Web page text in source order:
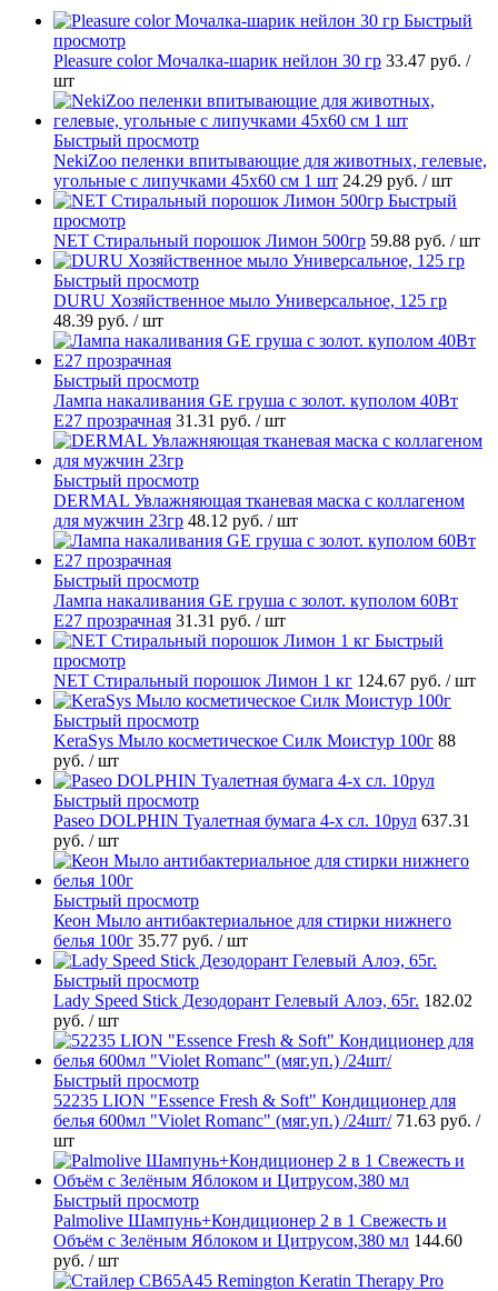
Быстрый
просмотр
Pleasure сolor Мочалка-шарик нейлон 30 гр 33.47 руб. /
шт
Быстрый просмотр
NekiZoo пеленки впитывающие для животных, гелевые,
угольные с липучками 45х60 см 1 шт 24.29 руб. / шт
Быстрый
просмотр
NET Стиральный порошок Лимон 500гр 59.88 руб. / шт
Быстрый просмотр
DURU Хозяйственное мыло Универсальное, 125 гр
48.39 руб. / шт
Быстрый просмотр
Лампа накаливания GE груша с золот. куполом 40Вт
Е27 прозрачная 31.31 руб. / шт
Быстрый просмотр
DERMAL Увлажняющая тканевая маска с коллагеном
для мужчин 23гр 48.12 руб. / шт
Быстрый просмотр
Лампа накаливания GE груша с золот. куполом 60Вт
Е27 прозрачная 31.31 руб. / шт
Быстрый
просмотр
NET Стиральный порошок Лимон 1 кг 124.67 руб. / шт
Быстрый просмотр
KeraSys Мыло косметическое Силк Моистур 100г 88
руб. / шт
Быстрый просмотр
Paseo DOLPHIN Туалетная бумага 4-х сл. 10рул 637.31
руб. / шт
Быстрый просмотр
Кеон Мыло антибактериальное для стирки нижнего
белья 100г 35.77 руб. / шт
Быстрый просмотр
Lady Speed Stick Дезодорант Гелевый Алоэ, 65г. 182.02
руб. / шт
Быстрый просмотр
52235 LION "Essence Fresh & Soft" Кондиционер для
белья 600мл "Violet Romanc" (мяг.уп.) /24шт/ 71.63 руб. /
шт
Быстрый просмотр
Palmolive Шампунь+Кондиционер 2 в 1 Свежесть и
Объём с Зелёным Яблоком и Цитрусом,380 мл 144.60
руб. / шт